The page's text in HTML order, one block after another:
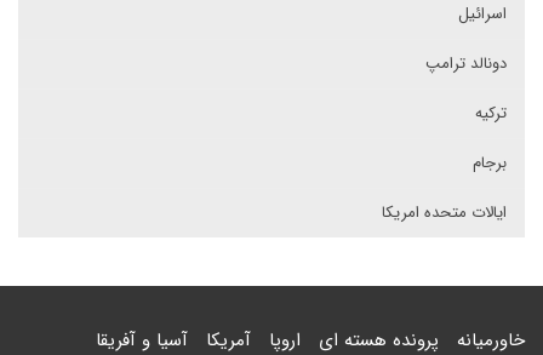
اسرائیل
دونالد ترامپ
ترکیه
برجام
ایالات متحده امریکا
خاورمیانه پرونده هسته ای اروپا آمریکا آسیا و آفریقا